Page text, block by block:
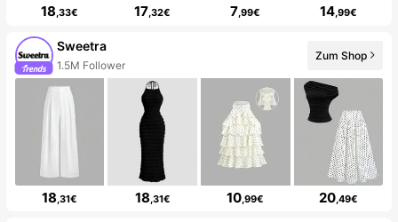
18,33€ 17,32€ 7,99€ 14,99€
Sweetra
1.5M Follower
Zum Shop
18 ,31€ 18 ,31€ 10 ,99€ 20 ,49€